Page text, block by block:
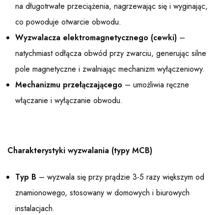
na długotrwałe przeciążenia, nagrzewając się i wyginając,
co powoduje otwarcie obwodu.
Wyzwalacza elektromagnetycznego (cewki) –
natychmiast odłącza obwód przy zwarciu, generując silne
pole magnetyczne i zwalniając mechanizm wyłączeniowy.
Mechanizmu przełączającego – umożliwia ręczne
włączanie i wyłączanie obwodu.
Charakterystyki wyzwalania (typy MCB)
Typ B – wyzwala się przy prądzie 3-5 razy większym od
znamionowego, stosowany w domowych i biurowych
instalacjach.